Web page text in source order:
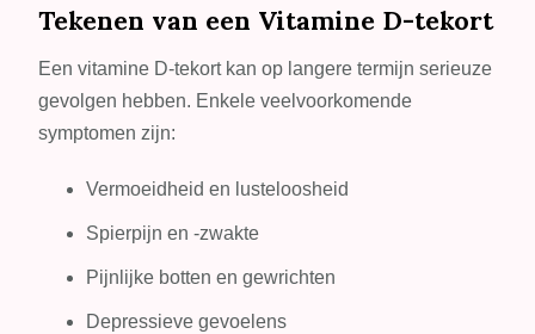
Tekenen van een Vitamine D-tekort
Een vitamine D-tekort kan op langere termijn serieuze
gevolgen hebben. Enkele veelvoorkomende
symptomen zijn:
Vermoeidheid en lusteloosheid
Spierpijn en -zwakte
Pijnlijke botten en gewrichten
Depressieve gevoelens